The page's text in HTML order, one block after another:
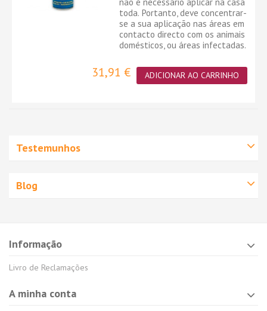
toda. Portanto, deve concentrar-
se a sua aplicação nas áreas em
contacto directo com os animais
domésticos, ou áreas infectadas.
31,91 € ADICIONAR AO CARRINHO
Testemunhos
Blog
Informação
Livro de Reclamações
A minha conta